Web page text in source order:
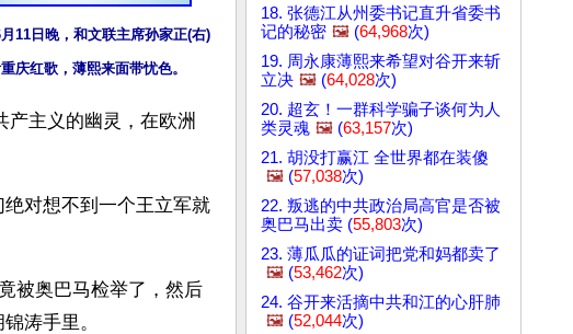
11日晚，和文联主席孙家正(右)
庆红歌，薄熙来面带忧色。
产主义的幽灵，在欧洲
对想不到一个王立军就
被奥巴马检举了，然后
涛手里。
18. 张德江从州委书记直升省委书
记的秘密 🖼️ (64,968次)
19. 周永康薄熙来希望对谷开来斩
立决 🖼️ (64,028次)
20. 超玄！一群科学骗子谈何为人
类灵魂 🖼️ (63,157次)
21. 胡没打赢江 全世界都在装傻
🖼️ (57,038次)
22. 叛逃的中共政治局高官是否被
奥巴马出卖 (55,803次)
23. 薄瓜瓜的证词把党和妈都卖了
🖼️ (53,462次)
24. 谷开来活摘中共和江的心肝肺
🖼️ (52,044次)